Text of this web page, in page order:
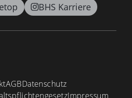
BHS Karriere
AGBDatenschutz
Impressum